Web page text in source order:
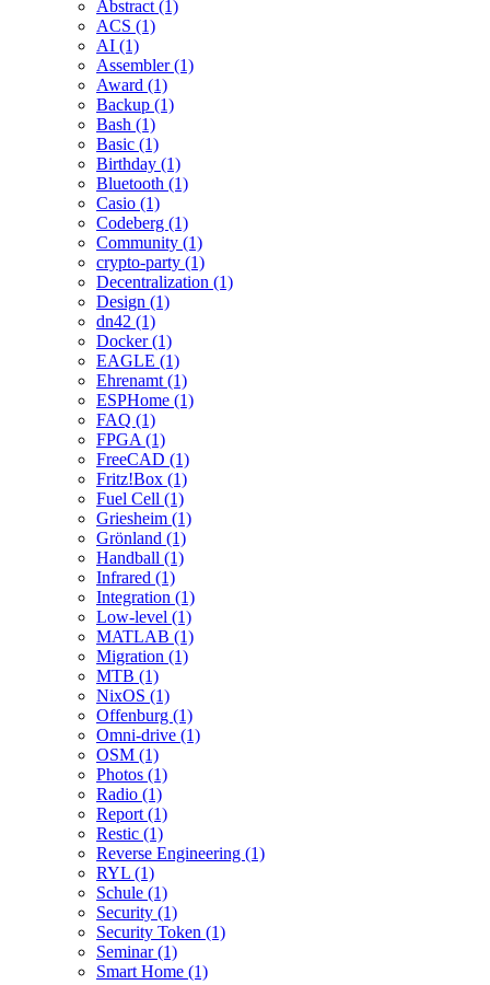
Abstract (1)
ACS (1)
AI (1)
Assembler (1)
Award (1)
Backup (1)
Bash (1)
Basic (1)
Birthday (1)
Bluetooth (1)
Casio (1)
Codeberg (1)
Community (1)
crypto-party (1)
Decentralization (1)
Design (1)
dn42 (1)
Docker (1)
EAGLE (1)
Ehrenamt (1)
ESPHome (1)
FAQ (1)
FPGA (1)
FreeCAD (1)
Fritz!Box (1)
Fuel Cell (1)
Griesheim (1)
Grönland (1)
Handball (1)
Infrared (1)
Integration (1)
Low-level (1)
MATLAB (1)
Migration (1)
MTB (1)
NixOS (1)
Offenburg (1)
Omni-drive (1)
OSM (1)
Photos (1)
Radio (1)
Report (1)
Restic (1)
Reverse Engineering (1)
RYL (1)
Schule (1)
Security (1)
Security Token (1)
Seminar (1)
Smart Home (1)